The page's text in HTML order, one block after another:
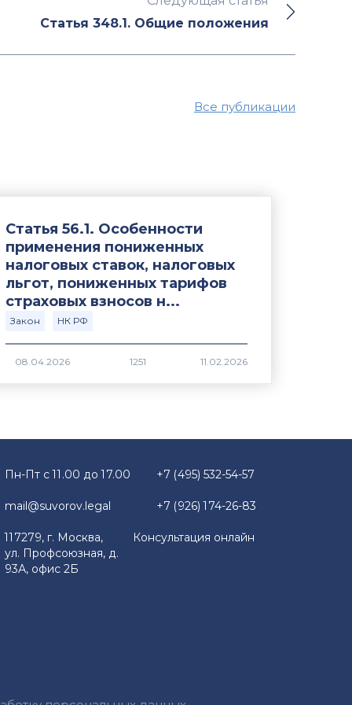
Статья 348.1. Общие положения
Все публикации
Статья 56.1. Особенности
применения пониженных
налоговых ставок, налоговых
льгот, пониженных тарифов
страховых взносов н...
Закон НК РФ
1251
Пн-Пт с 11.00 до 17.00
mail@suvorov.legal
117279, г. Москва,
ул. Профсоюзная, д.
93А, офис 2Б
+7 (495) 532-54-57
+7 (926) 174-26-83
Консультация онлайн